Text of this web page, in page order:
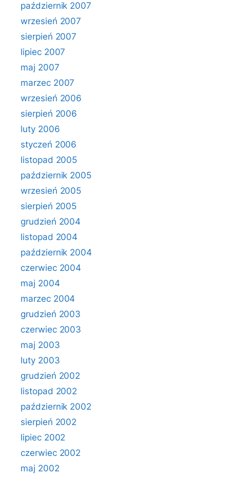
październik 2007
wrzesień 2007
sierpień 2007
lipiec 2007
maj 2007
marzec 2007
wrzesień 2006
sierpień 2006
luty 2006
styczeń 2006
listopad 2005
październik 2005
wrzesień 2005
sierpień 2005
grudzień 2004
listopad 2004
październik 2004
czerwiec 2004
maj 2004
marzec 2004
grudzień 2003
czerwiec 2003
maj 2003
luty 2003
grudzień 2002
listopad 2002
październik 2002
sierpień 2002
lipiec 2002
czerwiec 2002
maj 2002